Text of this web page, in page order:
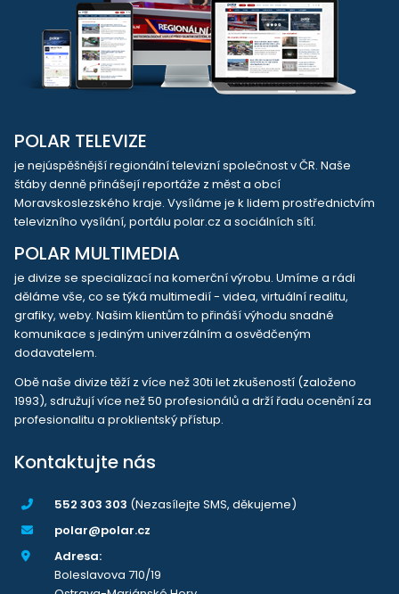
POLAR TELEVIZE
je nejúspěšnější regionální televizní společnost v ČR. Naše
štáby denně přinášejí reportáže z měst a obcí
Moravskoslezského kraje. Vysíláme je k lidem prostřednictvím
televizního vysílání, portálu polar.cz a sociálních sítí.
POLAR MULTIMEDIA
je divize se specializací na komerční výrobu. Umíme a rádi
děláme vše, co se týká multimedií - videa, virtuální realitu,
grafiky, weby. Našim klientům to přináší výhodu snadné
komunikace s jediným univerzálním a osvědčeným
dodavatelem.
Obě naše divize těží z více než 30ti let zkušeností (založeno
1993), sdružují více než 50 profesionálů a drží řadu ocenění za
profesionalitu a proklientský přístup.
Kontaktujte nás
552 303 303 (Nezasílejte SMS, děkujeme)
polar@polar.cz
Adresa:
Boleslavova 710/19